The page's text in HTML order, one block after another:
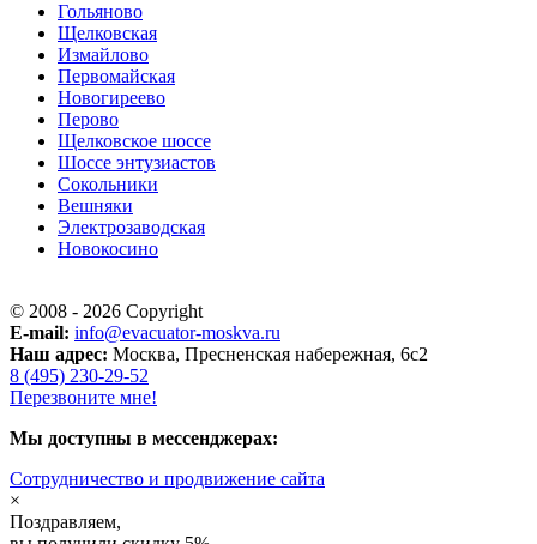
Гольяново
Щелковская
Измайлово
Первомайская
Новогиреево
Перово
Щелковское шоссе
Шоссе энтузиастов
Сокольники
Вешняки
Электрозаводская
Новокосино
© 2008 - 2026 Copyright
E-mail: info@evacuator-moskva.ru
Наш адрес: Москва, Пресненская набережная, 6с2
8 (495) 230-29-52
Перезвоните мне!
Мы доступны в мессенджерах:
Cотрудничество и продвижение сайта
×
Поздравляем,